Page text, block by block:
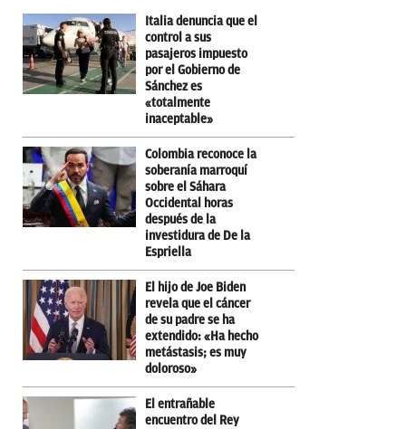
Italia denuncia que el
control a sus
pasajeros impuesto
por el Gobierno de
Sánchez es
«totalmente
inaceptable»
Colombia reconoce la
soberanía marroquí
sobre el Sáhara
Occidental horas
después de la
investidura de De la
Espriella
El hijo de Joe Biden
revela que el cáncer
de su padre se ha
extendido: «Ha hecho
metástasis; es muy
doloroso»
El entrañable
encuentro del Rey